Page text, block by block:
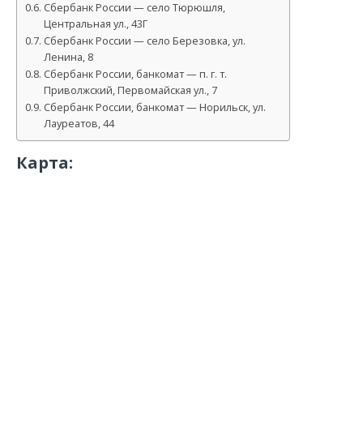
Сбербанк России — село Тюрюшля,
Центральная ул., 43Г
Сбербанк России — село Березовка, ул.
Ленина, 8
Сбербанк России, банкомат — п. г. т.
Приволжский, Первомайская ул., 7
Сбербанк России, банкомат — Норильск, ул.
Лауреатов, 44
Карта: